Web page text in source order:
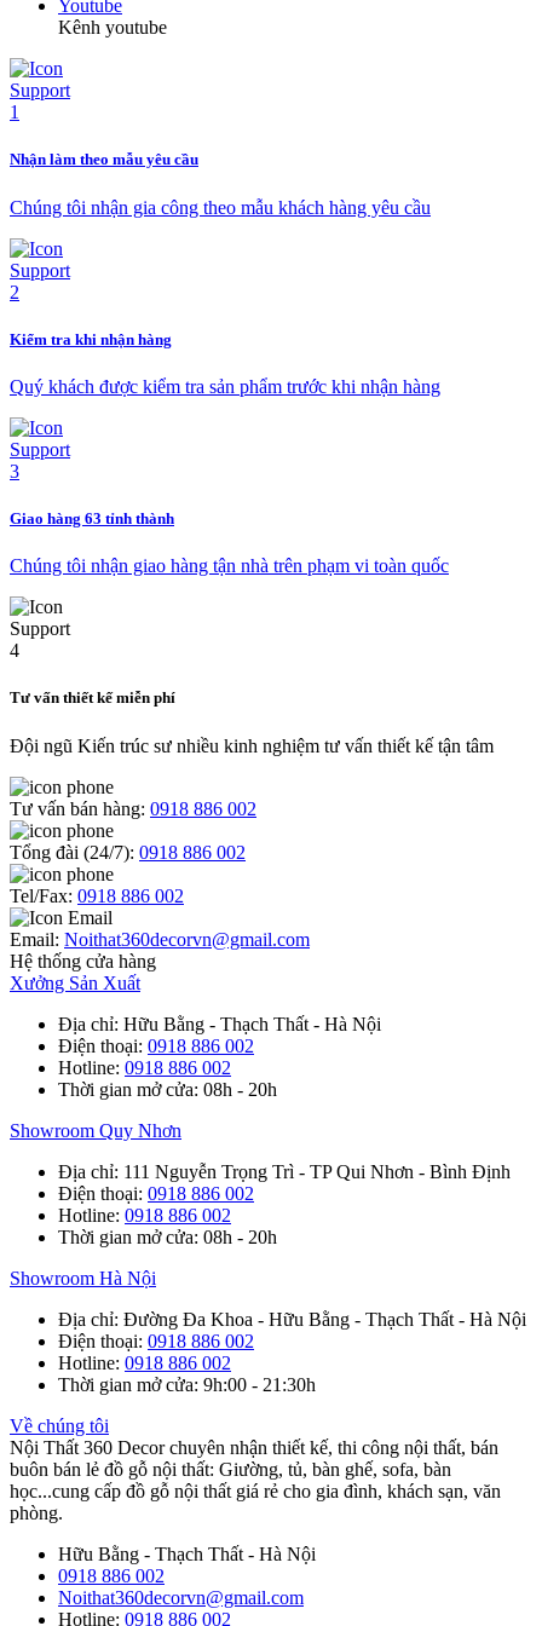
Youtube
Kênh youtube
Nhận làm theo mẫu yêu cầu
Chúng tôi nhận gia công theo mẫu khách hàng yêu cầu
Kiểm tra khi nhận hàng
Quý khách được kiểm tra sản phẩm trước khi nhận hàng
Giao hàng 63 tỉnh thành
Chúng tôi nhận giao hàng tận nhà trên phạm vi toàn quốc
Tư vấn thiết kế miễn phí
Đội ngũ Kiến trúc sư nhiều kinh nghiệm tư vấn thiết kế tận tâm
Tư vấn bán hàng: 0918 886 002
Tổng đài (24/7): 0918 886 002
Tel/Fax: 0918 886 002
Email: Noithat360decorvn@gmail.com
Hệ thống cửa hàng
Xưởng Sản Xuất
Địa chỉ: Hữu Bằng - Thạch Thất - Hà Nội
Điện thoại: 0918 886 002
Hotline: 0918 886 002
Thời gian mở cửa: 08h - 20h
Showroom Quy Nhơn
Địa chỉ: 111 Nguyễn Trọng Trì - TP Qui Nhơn - Bình Định
Điện thoại: 0918 886 002
Hotline: 0918 886 002
Thời gian mở cửa: 08h - 20h
Showroom Hà Nội
Địa chỉ: Đường Đa Khoa - Hữu Bằng - Thạch Thất - Hà Nội
Điện thoại: 0918 886 002
Hotline: 0918 886 002
Thời gian mở cửa: 9h:00 - 21:30h
Về chúng tôi
Nội Thất 360 Decor chuyên nhận thiết kế, thi công nội thất, bán
buôn bán lẻ đồ gỗ nội thất: Giường, tủ, bàn ghế, sofa, bàn
học...cung cấp đồ gỗ nội thất giá rẻ cho gia đình, khách sạn, văn
phòng.
Hữu Bằng - Thạch Thất - Hà Nội
0918 886 002
Noithat360decorvn@gmail.com
Hotline: 0918 886 002